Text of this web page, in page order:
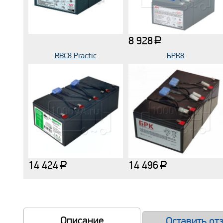
8 928a
RBC8 Practic
14 424a
БРК8
14 496 a
Описание